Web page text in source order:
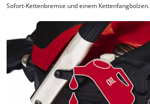
Sofort-Kettenbremse und einem Kettenfangbolzen.